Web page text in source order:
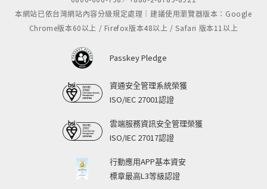
本網站已依台灣網站內容分級規定處理｜建議使用瀏覽器版本：Google
Chrome版本60以上 / Firefox版本48以上 / Safari 版本11以上
Passkey Pledge
資通安全管理系統榮獲
ISO/IEC 27001認證
雲端服務資訊安全管理榮獲
ISO/IEC 27017認證
行動應用APP基本資安
標章最高L3等級認證